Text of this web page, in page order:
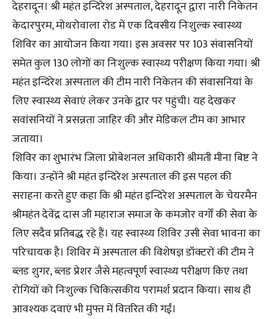
देहरादून। श्री महंत इन्दिरेश अस्पताल, देहरादून द्वारा नारी निकेतन
केदारपुरम, मोथरोवाला रोड में एक दिवसीय निःशुल्क स्वास्थ्य
शिविर का आयोजन किया गया। इस अवसर पर 103 संवासनियों
समेत कुल 130 लोगों का निःशुल्क स्वास्थ्य परीक्षण किया गया। श्री
महंत इन्दिरेश अस्पताल की टीम नारी निकेतन की संवासनियां के
लिए स्वास्थ्य सेवाएं लेकर उनके द्वार पर पहुंची। यह देखकर
सवांसनियों ने प्रसन्नता जाहिर की और मेडिकल टीम का आभार
जताया।
शिविर का शुभारंभ जिला प्रोबेशनल अधिकारी श्रीमती मीना बिष्ट ने
किया। उन्होंने श्री महंत इन्दिरेश अस्पताल की इस पहल की
सराहना करते हुए कहा कि श्री महंत इन्दिरेश अस्पताल के चेयरमैन
श्रीमहंत देवेंद्र दास जी महाराज समाज के कमजोर वर्गों की सेवा के
लिए सदैव प्रतिबद्ध रहे हैं। यह स्वास्थ्य शिविर उसी सेवा भावना का
परिचायक है। शिविर में अस्पताल की विशेषज्ञ डॉक्टरों की टीम ने
ब्लड शुगर, ब्लड प्रेशर जैसे महत्वपूर्ण स्वास्थ्य परीक्षण किए तथा
रोगियों को निःशुल्क चिकित्सकीय परामर्श प्रदान किया। साथ ही
आवश्यक दवाएं भी मुफ्त में वितरित की गईं।